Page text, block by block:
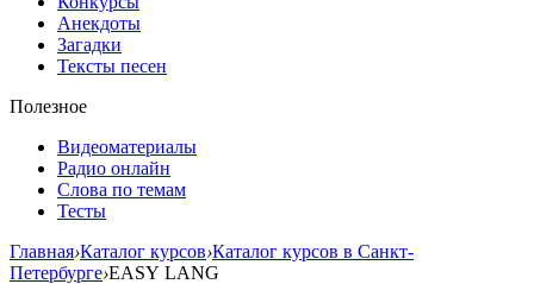
Анекдоты
Загадки
Тексты песен
Полезное
Видеоматериалы
Радио онлайн
Слова по темам
Тесты
Главная›Каталог курсов›Каталог курсов в Санкт-
Петербурге›EASY LANG